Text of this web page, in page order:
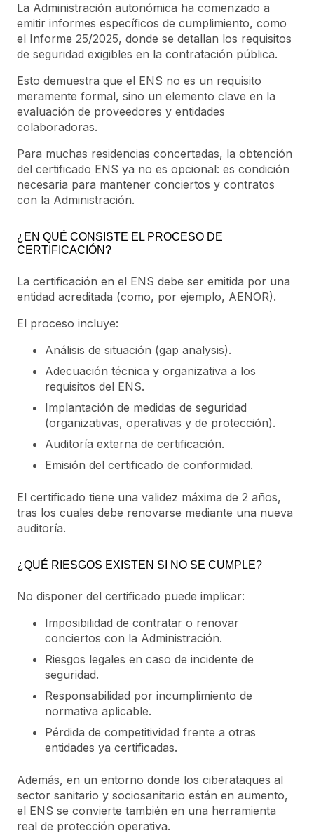
La Administración autonómica ha comenzado a
emitir informes específicos de cumplimiento, como
el Informe 25/2025, donde se detallan los requisitos
de seguridad exigibles en la contratación pública.
Esto demuestra que el ENS no es un requisito
meramente formal, sino un elemento clave en la
evaluación de proveedores y entidades
colaboradoras.
Para muchas residencias concertadas, la obtención
del certificado ENS ya no es opcional: es condición
necesaria para mantener conciertos y contratos
con la Administración.
¿EN QUÉ CONSISTE EL PROCESO DE
CERTIFICACIÓN?
La certificación en el ENS debe ser emitida por una
entidad acreditada (como, por ejemplo, AENOR).
El proceso incluye:
Análisis de situación (gap analysis).
Adecuación técnica y organizativa a los
requisitos del ENS.
Implantación de medidas de seguridad
(organizativas, operativas y de protección).
Auditoría externa de certificación.
Emisión del certificado de conformidad.
El certificado tiene una validez máxima de 2 años,
tras los cuales debe renovarse mediante una nueva
auditoría.
¿QUÉ RIESGOS EXISTEN SI NO SE CUMPLE?
No disponer del certificado puede implicar:
Imposibilidad de contratar o renovar
conciertos con la Administración.
Riesgos legales en caso de incidente de
seguridad.
Responsabilidad por incumplimiento de
normativa aplicable.
Pérdida de competitividad frente a otras
entidades ya certificadas.
Además, en un entorno donde los ciberataques al
sector sanitario y sociosanitario están en aumento,
el ENS se convierte también en una herramienta
real de protección operativa.